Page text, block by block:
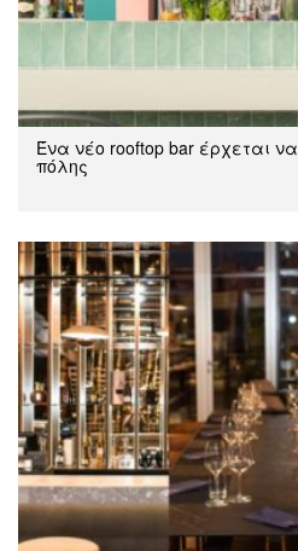
Ένα νέο rooftop bar έρχεται
πόλης